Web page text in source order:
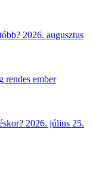
2026. augusztus
rendes ember
2026. július 25.